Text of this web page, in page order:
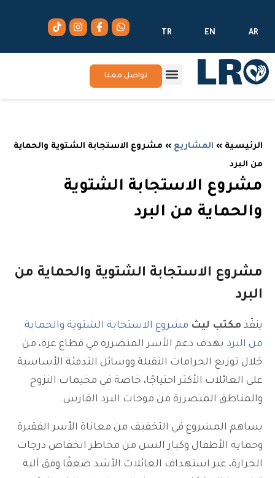
AR
EN
TR
تواصل معنا
الرئيسية » المشاريع » مشروع الاستجابة الشتوية والحماية
من البرد
مشروع الاستجابة الشتوية
والحماية من البرد
مشروع الاستجابة الشتوية والحماية من
البرد
ينفّذ مكتب ليث مشروع الاستجابة الشتوية والحماية
من البرد بهدف دعم الأسر المتضررة في قطاع غزة، من
خلال توزيع الحرامات الثقيلة ووسائل التدفئة الأساسية
على العائلات الأكثر احتياجًا، خاصة في مخيمات النزوح
والمناطق المتضررة من موجات البرد القارس.
يساهم المشروع في التخفيف من معاناة الأسر الفقيرة
وحماية الأطفال وكبار السن من مخاطر انخفاض درجات
الحرارة، عبر استهداف العائلات الأشد ضعفًا وفق آلية